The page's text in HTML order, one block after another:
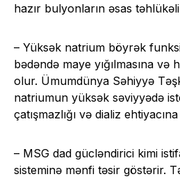
hazır bulyonların əsas
– Yüksək natrium böyrək
bədəndə maye yığılmasına və
olur. Ümumdünya Səhiyyə
natriumun yüksək səviyyədə
çatışmazlığı və dializ
– MSG dad gücləndirici kimi
sisteminə mənfi təsir göstərir.